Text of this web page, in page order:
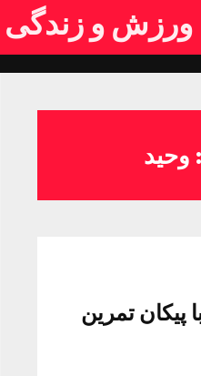
ورزش و زندگی
پیکان تمرین